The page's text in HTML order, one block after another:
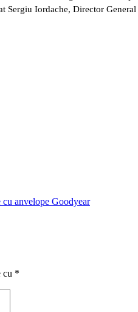
Sergiu Iordache, Director
anvelope Goodyear
cu *